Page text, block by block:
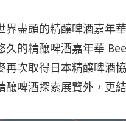
界盡頭的精釀啤酒嘉年
久的精釀啤酒嘉年華
再次取得日本精釀啤酒
釀啤酒探索展覽外，更